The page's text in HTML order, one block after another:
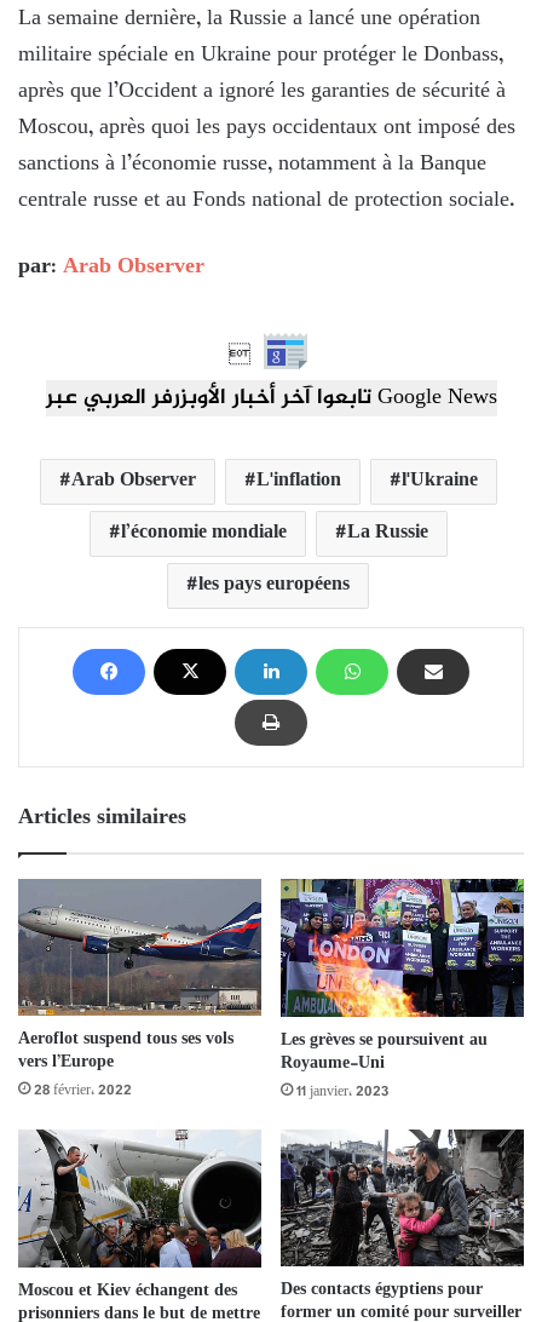
La semaine dernière, la Russie a lancé une opération
militaire spéciale en Ukraine pour protéger le Donbass,
après que l’Occident a ignoré les garanties de sécurité à
Moscou, après quoi les pays occidentaux ont imposé des
sanctions à l’économie russe, notamment à la Banque
centrale russe et au Fonds national de protection sociale.
par: Arab Observer

تابعوا آخر أخبار الأوبزرفر العربي عبر Google News
Arab Observer L'inflation
l'Ukraine
l’économie mondiale
La Russie
les pays européens
Articles similaires
Aeroflot suspend tous ses vols
vers l’Europe
28 février، 2022
Les grèves se poursuivent au
Royaume-Uni
11 janvier، 2023
Moscou et Kiev échangent des
prisonniers dans le but de mettre
Des contacts égyptiens pour
former un comité pour surveiller